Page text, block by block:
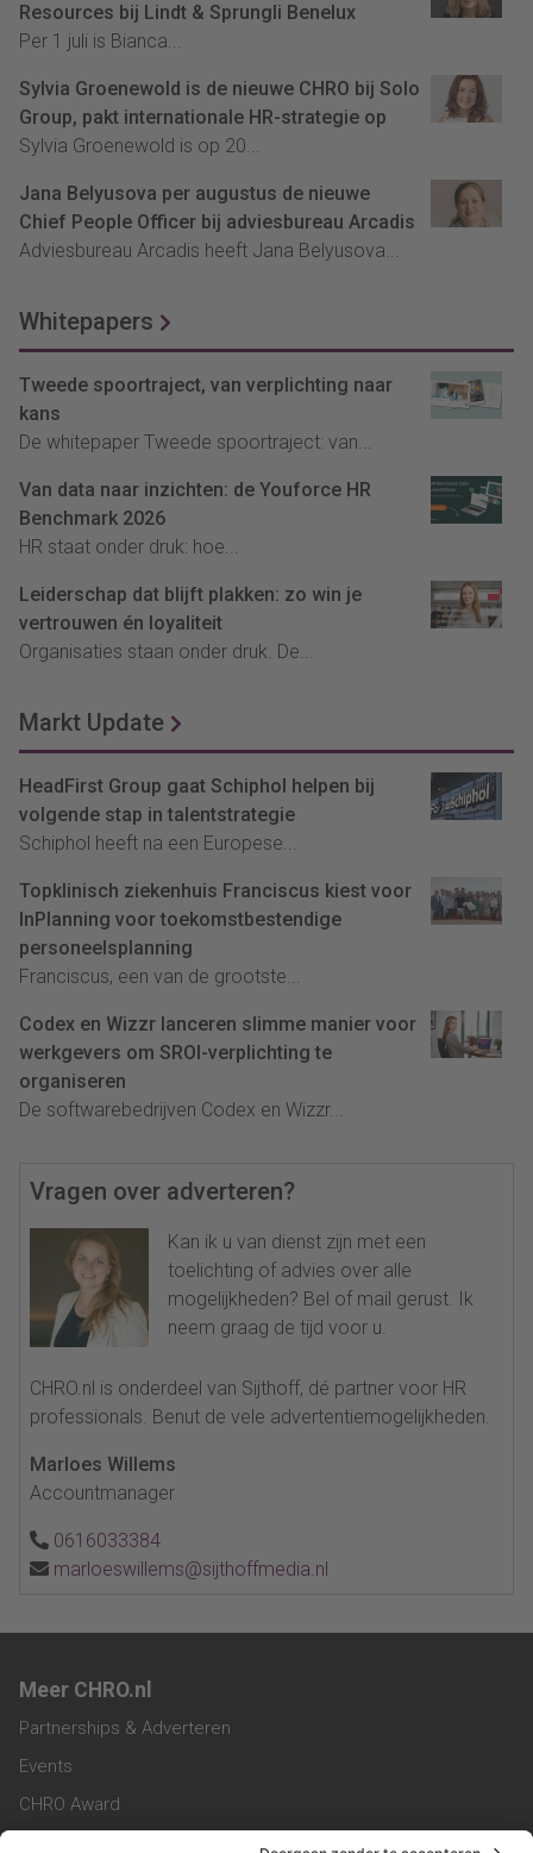
Resources bij Lindt & Sprungli Benelux
Per 1 juli is Bianca...
Sylvia Groenewold is de nieuwe CHRO bij Solo
Group, pakt internationale HR-strategie op
Sylvia Groenewold is op 20...
Jana Belyusova per augustus de nieuwe
Chief People Officer bij adviesbureau Arcadis
Adviesbureau Arcadis heeft Jana Belyusova...
Whitepapers
Tweede spoortraject, van verplichting naar
kans
De whitepaper Tweede spoortraject: van...
Van data naar inzichten: de Youforce HR
Benchmark 2026
HR staat onder druk: hoe...
Leiderschap dat blijft plakken: zo win je
vertrouwen én loyaliteit
Organisaties staan onder druk. De...
Markt Update
HeadFirst Group gaat Schiphol helpen bij
volgende stap in talentstrategie
Schiphol heeft na een Europese...
Topklinisch ziekenhuis Franciscus kiest voor
InPlanning voor toekomstbestendige
personeelsplanning
Franciscus, een van de grootste...
Codex en Wizzr lanceren slimme manier voor
werkgevers om SROI-verplichting te
organiseren
De softwarebedrijven Codex en Wizzr...
Vragen over adverteren?
Kan ik u van dienst zijn met een
toelichting of advies over alle
mogelijkheden? Bel of mail gerust. Ik
neem graag de tijd voor u.
CHRO.nl is onderdeel van Sijthoff, dé partner voor HR
professionals. Benut de vele advertentiemogelijkheden.
Marloes Willems
Accountmanager
0616033384
marloeswillems@sijthoffmedia.nl
Meer CHRO.nl
Partnerships & Adverteren
Events
CHRO Award